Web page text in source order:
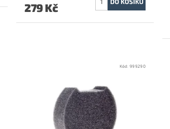
279 Kč
Kód:999290